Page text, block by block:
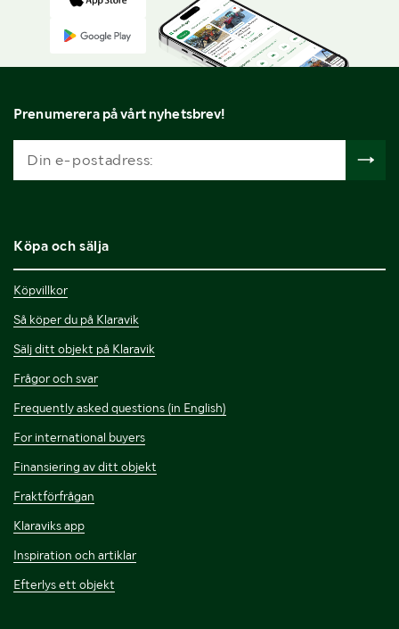
Prenumerera på vårt nyhetsbrev!
Köpa och sälja
Köpvillkor
Så köper du på Klaravik
Sälj ditt objekt på Klaravik
Frågor och svar
Frequently asked questions (in English)
For international buyers
Finansiering av ditt objekt
Fraktförfrågan
Klaraviks app
Inspiration och artiklar
Efterlys ett objekt